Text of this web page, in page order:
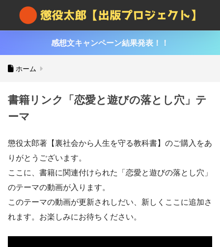
感想文キャンペーン結果発表！！
ホーム
書籍リンク「恋愛と遊びの落とし穴」テ
ーマ
懲役太郎著【裏社会から人生を守る教科書】のご購入をあ
りがとうございます。
ここに、書籍に関連付けられた「恋愛と遊びの落とし穴」
のテーマの動画が入ります。
このテーマの動画が更新されしだい、新しくここに追加さ
れます。お楽しみにお待ちください。